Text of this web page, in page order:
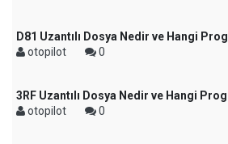
D81 Uzantılı Dosya Nedir ve Hangi
otopilot
0
3RF Uzantılı Dosya Nedir ve Hangi
otopilot
0